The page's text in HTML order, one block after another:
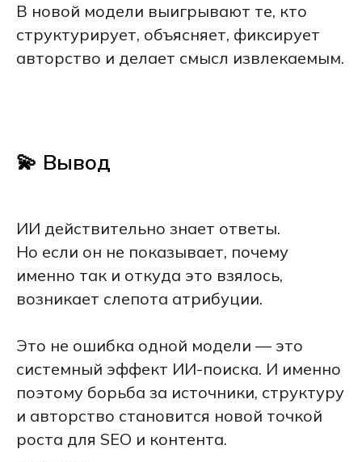
В новой модели выигрывают те, кто
структурирует, объясняет, фиксирует
авторство и делает смысл извлекаемым.
💫 Вывод
ИИ действительно знает ответы.
Но если он не показывает, почему
именно так и откуда это взялось,
возникает слепота атрибуции.
Это не ошибка одной модели — это
системный эффект ИИ-поиска. И именно
поэтому борьба за источники, структуру
и авторство становится новой точкой
роста для SEO и контента.